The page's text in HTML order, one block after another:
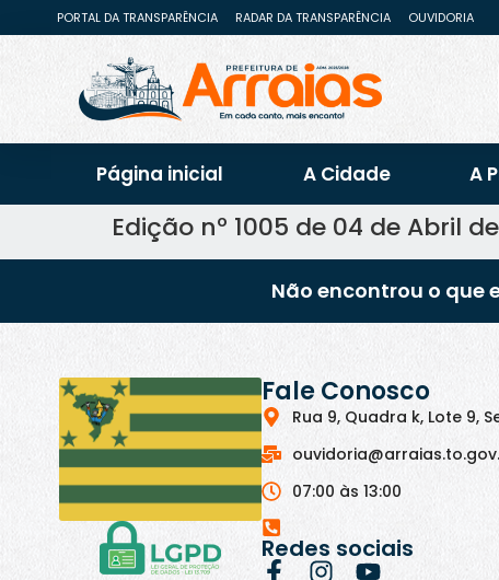
PORTAL DA TRANSPARÊNCIA RADAR DA TRANSPARÊNCIA OUVIDORIA
Página inicial A Cidade A
Edição nº 1005 de 04 de Abril
Não encontrou o que
Fale Conosco
Rua 9, Quadra k, Lote 9,
07:00 às 13:00
Redes sociais